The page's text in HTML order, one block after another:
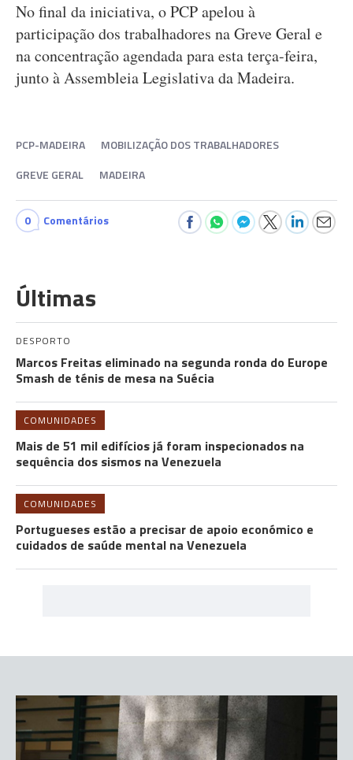
No final da iniciativa, o PCP apelou à
participação dos trabalhadores na Greve Geral e
na concentração agendada para esta terça-feira,
junto à Assembleia Legislativa da Madeira.
PCP-MADEIRA
MOBILIZAÇÃO DOS TRABALHADORES
GREVE GERAL
MADEIRA
0 Comentários
Últimas
DESPORTO
Marcos Freitas eliminado na segunda ronda do Europe
Smash de ténis de mesa na Suécia
COMUNIDADES
Mais de 51 mil edifícios já foram inspecionados na
sequência dos sismos na Venezuela
COMUNIDADES
Portugueses estão a precisar de apoio económico e
cuidados de saúde mental na Venezuela